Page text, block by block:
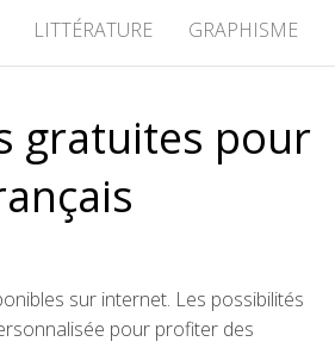
LITTÉRATURE GRAPHISME
gratuites pour
sur internet. Les possibilités
pour profiter des